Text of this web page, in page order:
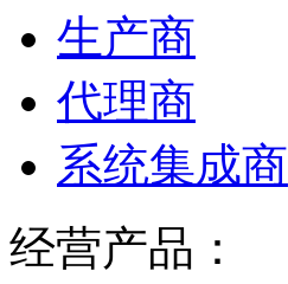
生产商
代理商
系统集成商
经营产品：